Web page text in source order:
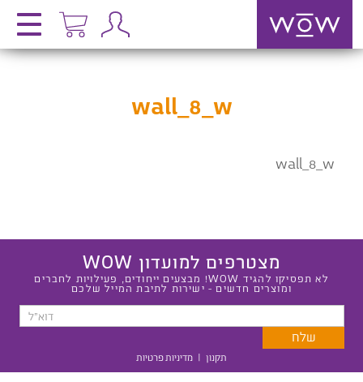
wall_8_w
wall_8_w
מצטרפים למועדון WOW
לא תפסיקו להגיד WOW! מבצעים ייחודים, פעילויות לחברים
ומוצרים חדשים - ישירות לתיבת המייל שלכם
תקנון | מדיניות פרטיות